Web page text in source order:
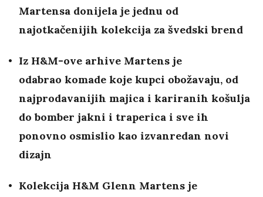
Martensa donijela je jednu od
najotkačenijih kolekcija za švedski brend
Iz H&M-ove arhive Martens je
odabrao komade koje kupci obožavaju, od
najprodavanijih majica i kariranih košulja
do bomber jakni i traperica i sve ih
ponovno osmislio kao izvanredan novi
dizajn
Kolekcija H&M Glenn Martens je